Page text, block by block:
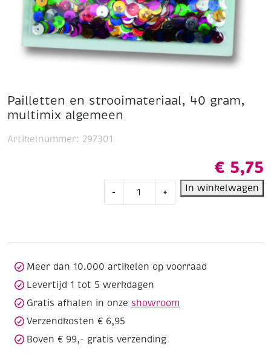
Pailletten en strooimateriaal, 40 gram,
multimix algemeen
€ 5,75
-
algemeen
aantal
+ In winkelwagen
Artikelnummer: 297301
Meer dan 10.000 artikelen op voorraad
Levertijd 1 tot 5 werkdagen
Gratis afhalen in onze showroom
Verzendkosten € 6,95
Boven € 99,- gratis verzending